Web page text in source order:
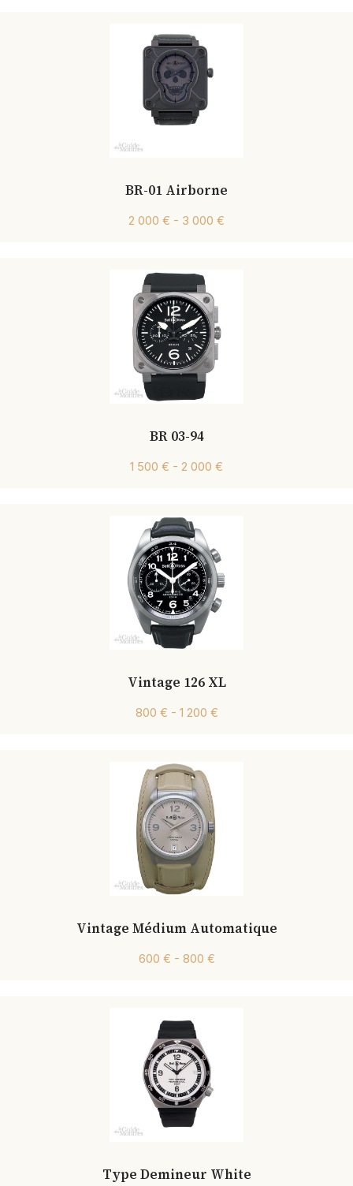
BR-01 Airborne
2 000 € - 3 000 €
BR 03-94
1 500 € - 2 000 €
Vintage 126 XL
800 € - 1 200 €
Vintage Médium Automatique
600 € - 800 €
Type Demineur White